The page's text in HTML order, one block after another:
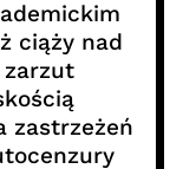
ciąży nad
zarzut
zastrzeżeń